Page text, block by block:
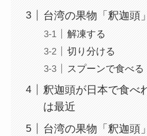
台湾の果物「釈迦頭
解凍する
切り分ける
スプーンで食べる
釈迦頭が日本で食べ
は最近
台湾の果物「釈迦頭